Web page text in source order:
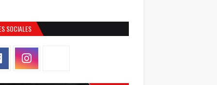
SOCIALES